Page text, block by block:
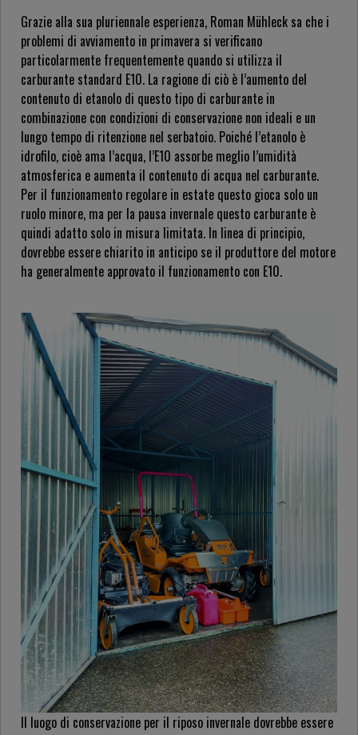
Grazie alla sua pluriennale esperienza, Roman Mühleck sa che i
problemi di avviamento in primavera si verificano
particolarmente frequentemente quando si utilizza il
carburante standard E10. La ragione di ciò è l’aumento del
contenuto di etanolo di questo tipo di carburante in
combinazione con condizioni di conservazione non ideali e un
lungo tempo di ritenzione nel serbatoio. Poiché l’etanolo è
idrofilo, cioè ama l’acqua, l’E10 assorbe meglio l’umidità
atmosferica e aumenta il contenuto di acqua nel carburante.
Per il funzionamento regolare in estate questo gioca solo un
ruolo minore, ma per la pausa invernale questo carburante è
quindi adatto solo in misura limitata. In linea di principio,
dovrebbe essere chiarito in anticipo se il produttore del motore
ha generalmente approvato il funzionamento con E10.
Il luogo di conservazione per il riposo invernale dovrebbe essere